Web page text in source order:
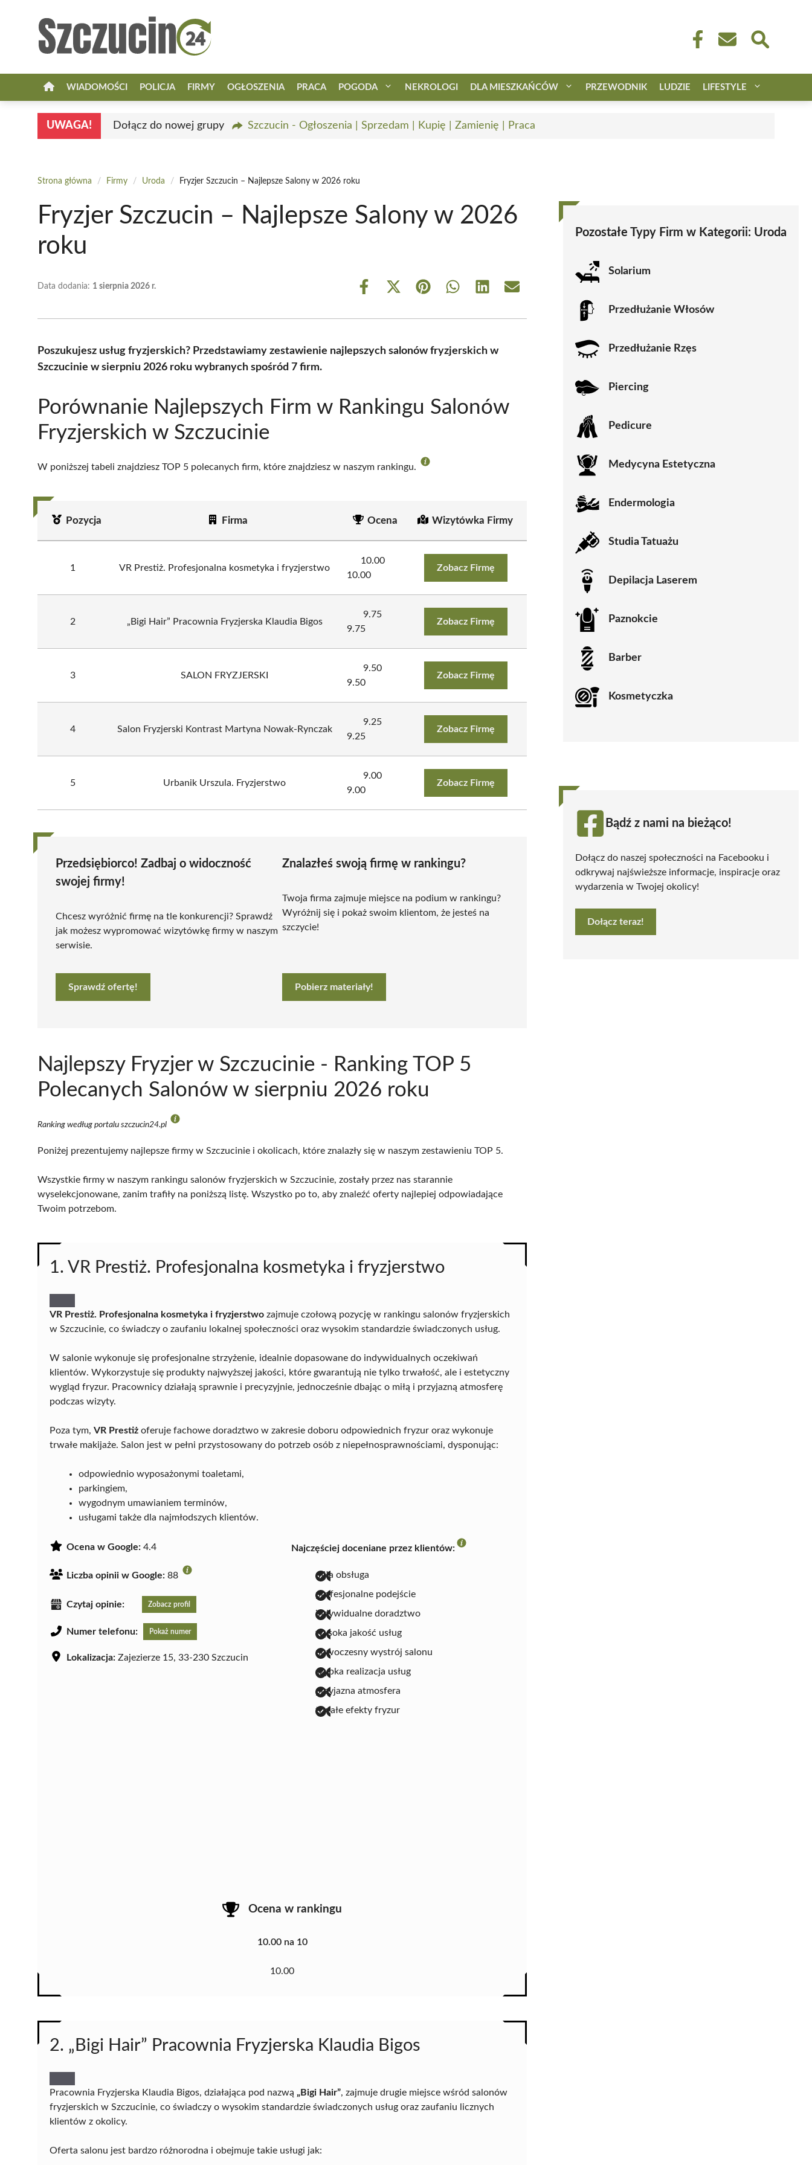
WIADOMOŚCI POLICJA FIRMY OGŁOSZENIA PRACA POGODA NEKROLOGI DLA MIESZKAŃCÓW PRZEWODNIK LUDZIE LIFESTYLE
UWAGA! Dołącz do nowej grupy Szczucin - Ogłoszenia | Sprzedam | Kupię | Zamienię | Praca
Strona główna / Firmy / Uroda / Fryzjer Szczucin – Najlepsze Salony w 2026 roku
Fryzjer Szczucin – Najlepsze Salony w 2026
roku
Data dodania: 1 sierpnia 2026 r.
Share
Share
(Twitter)
Share Share Share Share
Poszukujesz usług fryzjerskich? Przedstawiamy zestawienie najlepszych salonów fryzjerskich w
Szczucinie w sierpniu 2026 roku wybranych spośród 7 firm.
Porównanie Najlepszych Firm w Rankingu Salonów
Fryzjerskich w Szczucinie
W poniższej tabeli znajdziesz TOP 5 polecanych firm, które znajdziesz w naszym rankingu.
Pozycja Firma Ocena Wizytówka Firmy
1 VR Prestiż. Profesjonalna kosmetyka i fryzjerstwo
10.00
10.00
Zobacz Firmę
2 „Bigi Hair” Pracownia Fryzjerska Klaudia Bigos
9.75
9.75
Zobacz Firmę
3 SALON FRYZJERSKI
9.50
9.50
Zobacz Firmę
4 Salon Fryzjerski Kontrast Martyna Nowak-Rynczak
9.25
9.25
Zobacz Firmę
5 Urbanik Urszula. Fryzjerstwo
9.00
9.00
Zobacz Firmę
Przedsiębiorco! Zadbaj o widoczność
swojej firmy!
Chcesz wyróżnić firmę na tle konkurencji? Sprawdź
jak możesz wypromować wizytówkę firmy w naszym
serwisie.
Sprawdź ofertę!
Znalazłeś swoją firmę w rankingu?
Twoja firma zajmuje miejsce na podium w rankingu?
Wyróżnij się i pokaż swoim klientom, że jesteś na
szczycie!
Pobierz materiały!
Najlepszy Fryzjer w Szczucinie - Ranking TOP 5
Polecanych Salonów w sierpniu 2026 roku
Ranking według portalu szczucin24.pl
Poniżej prezentujemy najlepsze firmy w Szczucinie i okolicach, które znalazły się w naszym zestawieniu TOP 5.
Wszystkie firmy w naszym rankingu salonów fryzjerskich w Szczucinie, zostały przez nas starannie
wyselekcjonowane, zanim trafiły na poniższą listę. Wszystko po to, aby znaleźć oferty najlepiej odpowiadające
Twoim potrzebom.
1. VR Prestiż. Profesjonalna kosmetyka i fryzjerstwo
VR Prestiż. Profesjonalna kosmetyka i fryzjerstwo zajmuje czołową pozycję w rankingu salonów fryzjerskich
w Szczucinie, co świadczy o zaufaniu lokalnej społeczności oraz wysokim standardzie świadczonych usług.
W salonie wykonuje się profesjonalne strzyżenie, idealnie dopasowane do indywidualnych oczekiwań
klientów. Wykorzystuje się produkty najwyższej jakości, które gwarantują nie tylko trwałość, ale i estetyczny
wygląd fryzur. Pracownicy działają sprawnie i precyzyjnie, jednocześnie dbając o miłą i przyjazną atmosferę
podczas wizyty.
Poza tym, VR Prestiż oferuje fachowe doradztwo w zakresie doboru odpowiednich fryzur oraz wykonuje
trwałe makijaże. Salon jest w pełni przystosowany do potrzeb osób z niepełnosprawnościami, dysponując:
odpowiednio wyposażonymi toaletami,
parkingiem,
wygodnym umawianiem terminów,
usługami także dla najmłodszych klientów.
Ocena w Google: 4.4
Liczba opinii w Google: 88
Czytaj opinie: Zobacz profil
Numer telefonu: Pokaż numer
Lokalizacja: Zajezierze 15, 33-230 Szczucin
Najczęściej doceniane przez klientów:
miła obsługa
profesjonalne podejście
indywidualne doradztwo
wysoka jakość usług
nowoczesny wystrój salonu
szybka realizacja usług
przyjazna atmosfera
trwałe efekty fryzur
Ocena w rankingu
10.00 na 10
10.00
2. „Bigi Hair” Pracownia Fryzjerska Klaudia Bigos
Pracownia Fryzjerska Klaudia Bigos, działająca pod nazwą „Bigi Hair”, zajmuje drugie miejsce wśród salonów
fryzjerskich w Szczucinie, co świadczy o wysokim standardzie świadczonych usług oraz zaufaniu licznych
klientów z okolicy.
Oferta salonu jest bardzo różnorodna i obejmuje takie usługi jak:
Pozostałe Typy Firm w Kategorii: Uroda
Solarium
Przedłużanie Włosów
Przedłużanie Rzęs
Piercing
Pedicure
Medycyna Estetyczna
Endermologia
Studia Tatuażu
Depilacja Laserem
Paznokcie
Barber
Kosmetyczka
Bądź z nami na bieżąco!
Dołącz do naszej społeczności na Facebooku i
odkrywaj najświeższe informacje, inspiracje oraz
wydarzenia w Twojej okolicy!
Dołącz teraz!